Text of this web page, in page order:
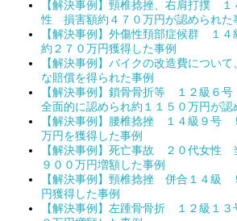
【解決事例】頸椎捻挫、右肩打撲
性 損害額約４７０万円が認められた
【解決事例】外傷性頚部症候群 １
約２７０万円獲得した事例
【解決事例】バイクの改造費につい
な賠償を得られた事例
【解決事例】鎖骨骨折等 １２級６
全面的に認められ約１１５０万円が認
【解決事例】腰椎捻挫 １４級９号
万円を獲得した事例
【解決事例】死亡事故 ２０代女性
９００万円増額した事例
【解決事例】頸椎捻挫 併合１４級
円獲得した事例
【解決事例】左踵骨骨折 １２級１